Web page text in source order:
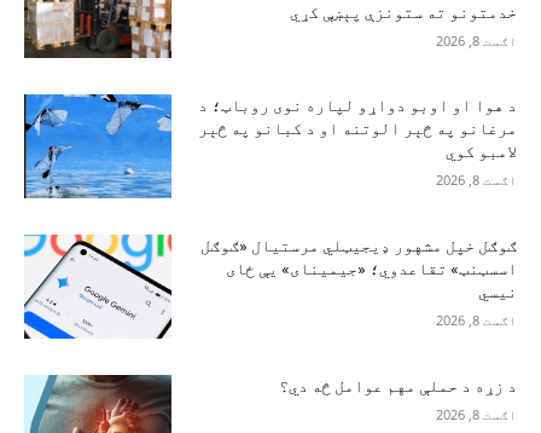
خدمتونو ته ستونزې پېښې کړي
اګست 8, 2026
د هوا او اوبو دواړو لپاره نوی روباټ؛ د
مرغانو په څېر الوتنه او د کبانو په څېر
لامبو کوي
اګست 8, 2026
ګوګل خپل مشهور ډیجیټلي مرستیال «ګوګل
اسسټنټ» تقاعدوي؛ «جیمینای» یې ځای
نیسي
اګست 8, 2026
د زړه د حملې مهم عوامل څه دي؟
اګست 8, 2026